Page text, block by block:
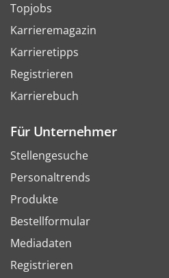
Topjobs
Karrieremagazin
Karrieretipps
Registrieren
Karrierebuch
Für Unternehmer
Stellengesuche
Personaltrends
Produkte
Bestellformular
Mediadaten
Registrieren